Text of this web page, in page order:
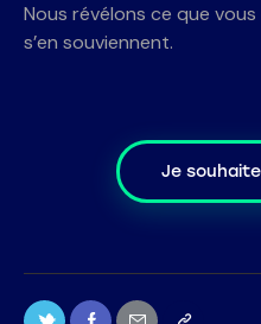
Nous révélons ce que
s’en souviennent.
Je